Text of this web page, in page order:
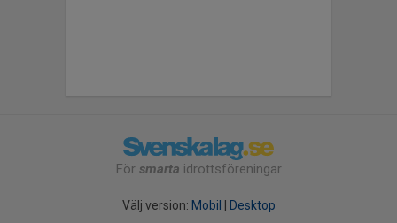
För smarta idrottsföreningar
Välj version: Mobil | Desktop